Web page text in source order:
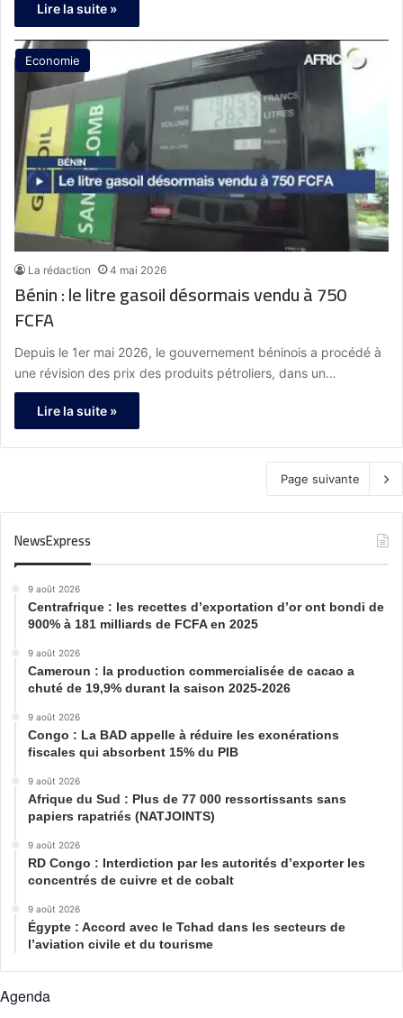
Lire la suite »
Economie
La rédaction 4 mai 2026
Bénin : le litre gasoil désormais vendu à 750
FCFA
Depuis le 1er mai 2026, le gouvernement béninois a procédé à
une révision des prix des produits pétroliers, dans un…
Lire la suite »
Page suivante
NewsExpress
9 août 2026
Centrafrique : les recettes d’exportation d’or ont bondi de
900% à 181 milliards de FCFA en 2025
9 août 2026
Cameroun : la production commercialisée de cacao a
chuté de 19,9% durant la saison 2025-2026
9 août 2026
Congo : La BAD appelle à réduire les exonérations
fiscales qui absorbent 15% du PIB
9 août 2026
Afrique du Sud : Plus de 77 000 ressortissants sans
papiers rapatriés (NATJOINTS)
9 août 2026
RD Congo : Interdiction par les autorités d’exporter les
concentrés de cuivre et de cobalt
9 août 2026
Égypte : Accord avec le Tchad dans les secteurs de
l’aviation civile et du tourisme
Agenda